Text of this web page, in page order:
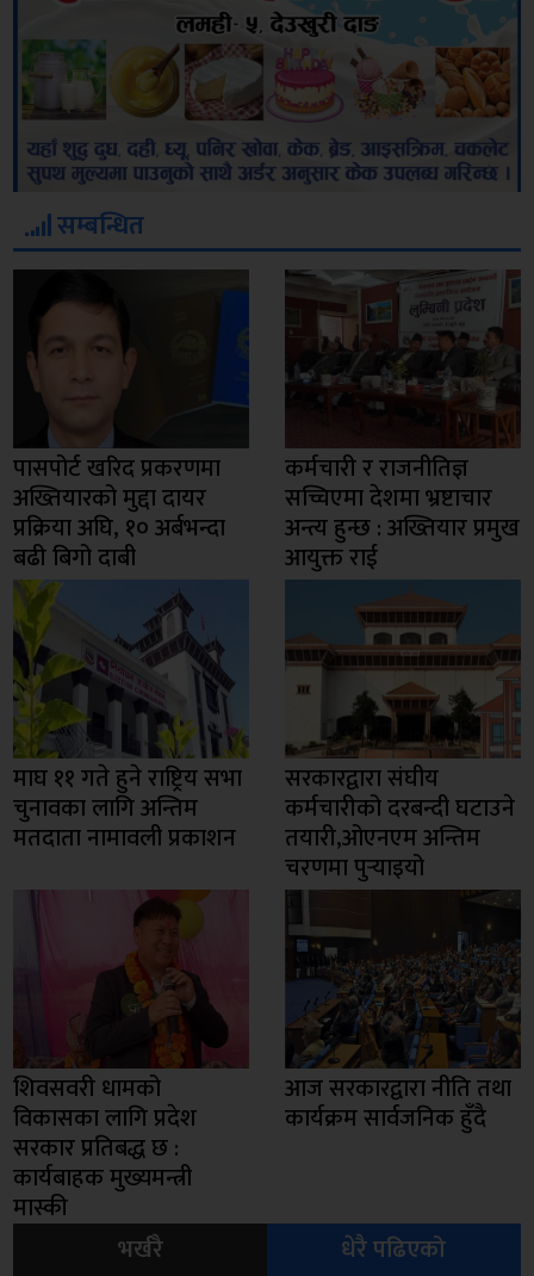
सम्बन्धित
पासपोर्ट खरिद प्रकरणमा
अख्तियारको मुद्दा दायर
प्रक्रिया अघि, १० अर्बभन्दा
बढी बिगो दाबी
कर्मचारी र राजनीतिज्ञ
सच्चिएमा देशमा भ्रष्टाचार
अन्त्य हुन्छ : अख्तियार प्रमुख
आयुक्त राई
माघ ११ गते हुने राष्ट्रिय सभा
चुनावका लागि अन्तिम
मतदाता नामावली प्रकाशन
सरकारद्वारा संघीय
कर्मचारीको दरबन्दी घटाउने
तयारी,ओएनएम अन्तिम
चरणमा पुर्‍याइयो
शिवसवरी धामको
विकासका लागि प्रदेश
सरकार प्रतिबद्ध छ :
कार्यबाहक मुख्यमन्त्री
मास्की
आज सरकारद्वारा नीति तथा
कार्यक्रम सार्वजनिक हुँदै
भर्खरै धेरै पढिएको